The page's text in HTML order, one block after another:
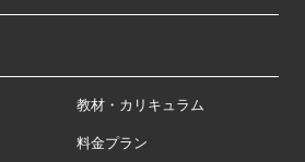
教材・カリキュラム
料金プラン